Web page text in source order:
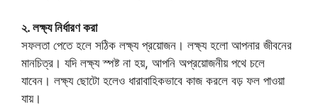
২. লক্ষ্য নির্ধারণ করা
সফলতা পেতে হলে সঠিক লক্ষ্য প্রয়োজন। লক্ষ্য হলো আপনার জীবনের
মানচিত্র। যদি লক্ষ্য স্পষ্ট না হয়, আপনি অপ্রয়োজনীয় পথে চলে
যাবেন। লক্ষ্য ছোটো হলেও ধারাবাহিকভাবে কাজ করলে বড় ফল পাওয়া
যায়।